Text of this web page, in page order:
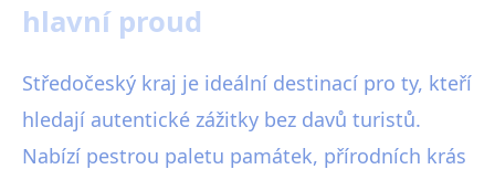
hlavní proud
Středočeský kraj je ideální destinací pro ty, kteří
hledají autentické zážitky bez davů turistů.
Nabízí pestrou paletu památek, přírodních krás